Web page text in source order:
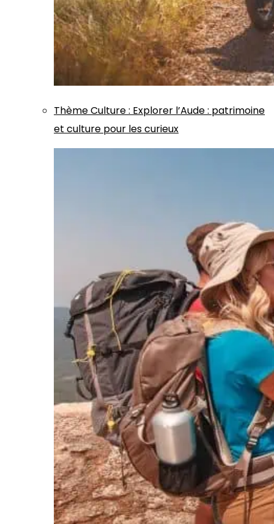
ThèmeCulture: Explorer l’Aude : patrimoine
et culture pour les curieux